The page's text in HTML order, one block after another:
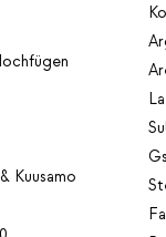
Kuusamo